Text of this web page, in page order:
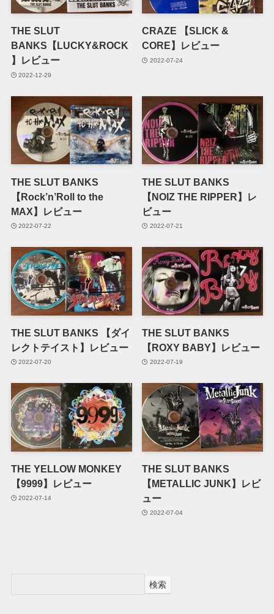
THE SLUT
BANKS【LUCKY&ROCK
】レビュー
2022-12-29
CRAZE 【SLICK &
CORE】レビュー
2022-07-24
THE SLUT BANKS
【Rock’n’Roll to the
MAX】レビュー
2022-07-22
THE SLUT BANKS
【NOIZ THE RIPPER】レ
ビュー
2022-07-21
THE SLUT BANKS 【ダイ
レクトテイスト】レビュー
2022-07-20
THE SLUT BANKS
【ROXY BABY】レビュー
2022-07-19
THE YELLOW MONKEY
【9999】レビュー
2022-07-14
THE SLUT BANKS
【METALLIC JUNK】レビ
ュー
2022-07-04
検索